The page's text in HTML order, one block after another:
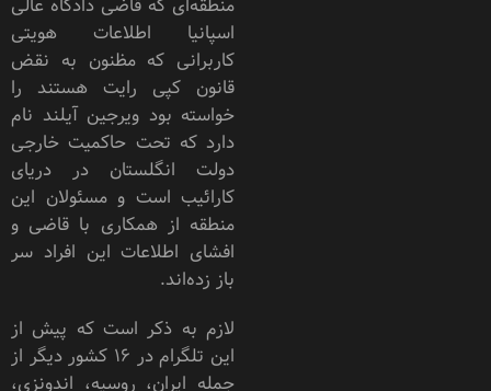
منطقه‌ای که قاضی دادگاه عالی
اسپانیا اطلاعات هویتی
کاربرانی که مظنون به نقض
قانون کپی رایت هستند را
خواسته بود ویرجین آیلند نام
دارد که تحت حاکمیت خارجی
دولت انگلستان در دریای
کارائیب است و مسئولان این
منطقه از همکاری با قاضی و
افشای اطلاعات این افراد سر
باز زده‌اند.
لازم به ذکر است که پیش از
این تلگرام در 16 کشور دیگر از
جمله ایران، روسیه، اندونزی،